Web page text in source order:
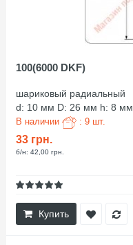
100(6000 DKF)
шариковый радиальный
d: 10 мм D: 26 мм h: 8 мм
В наличии : 9 шт.
33 грн.
б/н: 42,00 грн.
Купить